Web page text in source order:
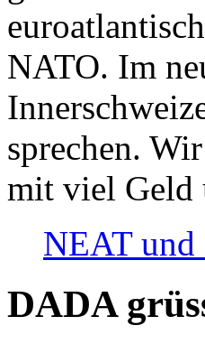
NATO. Im
sprechen.
mit viel Geld
NEAT
DADA